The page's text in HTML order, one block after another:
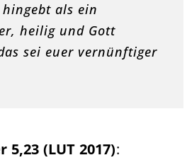
als ein
heilig und Gott
sei euer vernünftiger
5,23 (LUT 2017):